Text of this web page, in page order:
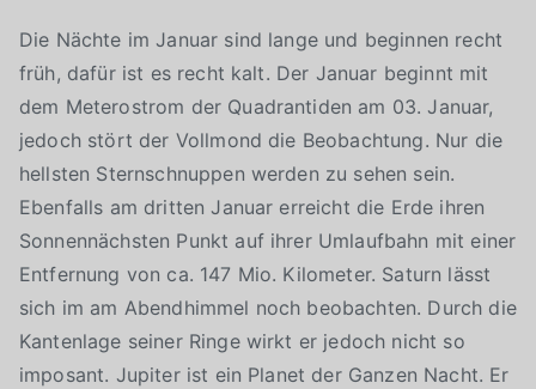
Die Nächte im Januar sind lange und beginnen recht
früh, dafür ist es recht kalt. Der Januar beginnt mit
dem Meterostrom der Quadrantiden am 03. Januar,
jedoch stört der Vollmond die Beobachtung. Nur die
hellsten Sternschnuppen werden zu sehen sein.
Ebenfalls am dritten Januar erreicht die Erde ihren
Sonnennächsten Punkt auf ihrer Umlaufbahn mit einer
Entfernung von ca. 147 Mio. Kilometer. Saturn lässt
sich im am Abendhimmel noch beobachten. Durch die
Kantenlage seiner Ringe wirkt er jedoch nicht so
imposant. Jupiter ist ein Planet der Ganzen Nacht. Er